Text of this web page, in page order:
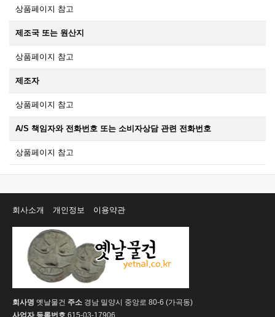
상품페이지 참고
제조국 또는 원산지
상품페이지 참고
제조자
상품페이지 참고
A/S 책임자와 전화번호 또는 소비자상담 관련 전화번호
상품페이지 참고
회사소개 개인정보 이용약관
회사명 옛날물건 주소 경남 밀양시 중앙로 80-6 (가곡동)
사업자 등록번호 615-03-17906